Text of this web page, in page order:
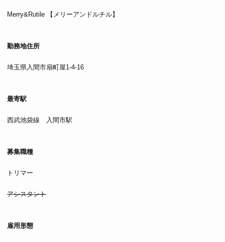
Merry&Rutile 【メリーアンドルチル】
勤務地住所
埼玉県入間市扇町屋1-4-16
最寄駅
西武池袋線 入間市駅
募集職種
トリマー
アシスタント
雇用形態